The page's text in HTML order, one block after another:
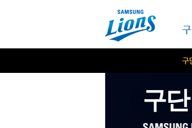
구
구단